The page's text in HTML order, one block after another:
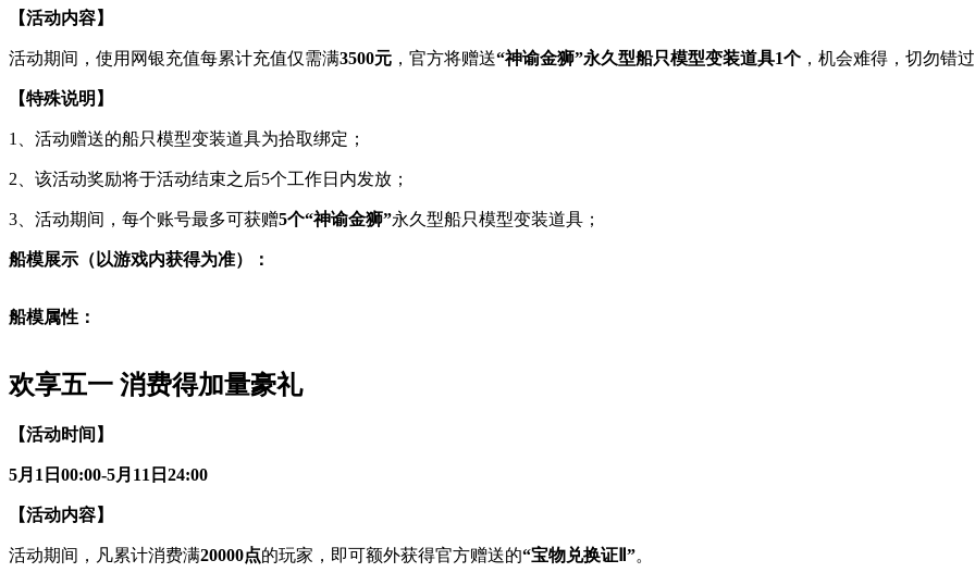
【活动内容】
活动期间，使用网银充值每累计充值仅需满3500元 ，官方将赠送“神谕金狮”永久型船只模型变装道具1个 ，机会难得，切勿错
【特殊说明】
1、活动赠送的船只模型变装道具为拾取绑定；
2、该活动奖励将于活动结束之后5个工作日内发放；
3、活动期间，每个账号最多可获赠5个“神谕金狮”永久型船只模型变装道具；
船模展示（以游戏内获得为准）：
船模属性：
欢享五一 消费得加量豪礼
【活动时间】
5月1日00:00-5月11日24:00
【活动内容】
活动期间，凡累计消费满20000点的玩家，即可额外获得官方赠送的“宝物兑换证Ⅱ”。